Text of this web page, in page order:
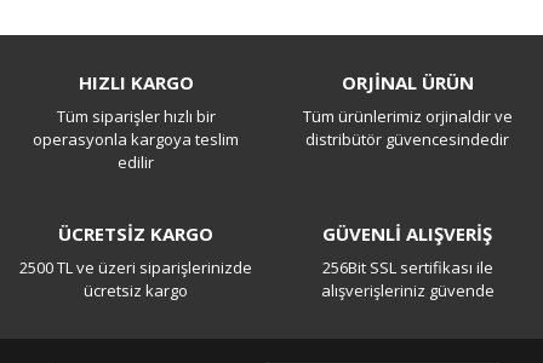
HIZLI KARGO
Tüm siparişler hızlı bir
operasyonla kargoya teslim
edilir
ORJİNAL ÜRÜN
Tüm ürünlerimiz orjinaldir ve
distribütör güvencesindedir
ÜCRETSİZ KARGO
2500 TL ve üzeri siparişlerinizde
ücretsiz kargo
GÜVENLİ ALIŞVERİŞ
256Bit SSL sertifikası ile
alışverişleriniz güvende